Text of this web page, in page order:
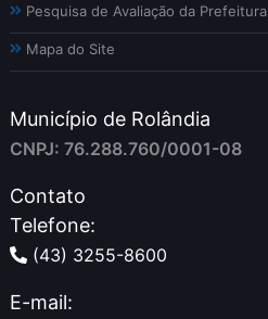
Pesquisa de Avaliação da Prefeitura
Mapa do Site
Município de Rolândia
CNPJ: 76.288.760/0001-08
Contato
Telefone:
(43) 3255-8600
E-mail: